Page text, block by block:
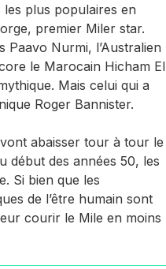
plus populaires en
premier Miler star.
Paavo Nurmi, l’Australien
le Marocain Hicham El
Mais celui qui a
Roger Bannister.
abaisser tour à tour le
début des années 50, les
Si bien que les
de l’être humain sont
courir le Mile en moins